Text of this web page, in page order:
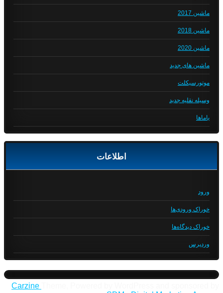
ماشین 2017
ماشین 2018
ماشین 2020
ماشین های جدید
موتورسیکلت
وسیله نقلیه جدید
یاماها
اطلاعات
ورود
خوراک ورودی‌ها
خوراک دیدگاه‌ها
وردپرس
Carzine